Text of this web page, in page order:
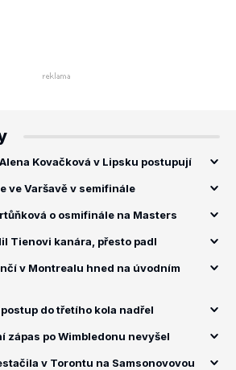
Kovačková v Lipsku postupují
ve Varšavě v semifinále
o osmifinále na Masters
Tienovi kanára, přesto padl
v Montrealu hned na úvodním
do třetího kola nadřel
zápas po Wimbledonu nevyšel
v Torontu na Samsonovovou